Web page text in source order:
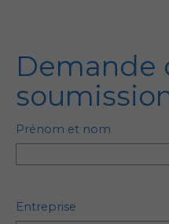
Demande
Prénom et nom
Entreprise